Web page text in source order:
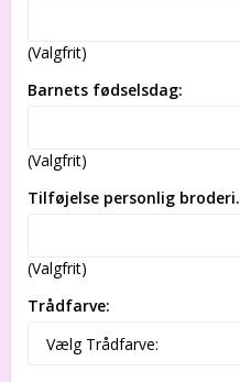
(Valgfrit)
Barnets fødselsdag:
(Valgfrit)
Tilføjelse personlig broderi.
(Valgfrit)
Trådfarve: